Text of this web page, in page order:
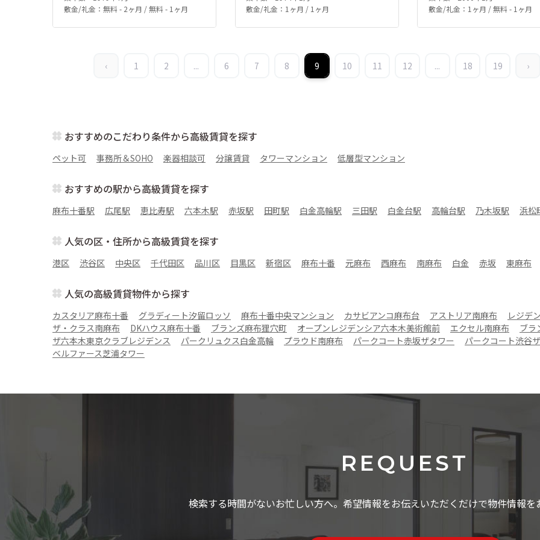
敷金/礼金：無料 - 2ヶ月 / 無料 - 1ヶ月
敷金/礼金：1ヶ月 / 1ヶ月
敷金/礼金：1ヶ月 / 無料 - 1ヶ月
‹ 1 2 ... 6 7 8 9 10 11 12 ... 18 19 ›
おすすめのこだわり条件から高級賃貸を探す
ペット可 事務所＆SOHO 楽器相談可 分譲賃貸 タワーマンション 低層型マンション
おすすめの駅から高級賃貸を探す
麻布十番駅 広尾駅 恵比寿駅 六本木駅 赤坂駅 田町駅 白金高輪駅 三田駅 白金台駅 高輪台駅 乃木坂駅 浜松
人気の区・住所から高級賃貸を探す
港区 渋谷区 中央区 千代田区 品川区 目黒区 新宿区 麻布十番 元麻布 西麻布 南麻布 白金 赤坂 東麻布
人気の高級賃貸物件から探す
カスタリア麻布十番 グラディート汐留ロッソ 麻布十番中央マンション カサビアンコ麻布台 アストリア南麻布
レジデ
ザ・クラス南麻布
DKハウス麻布十番 ブランズ麻布狸穴町 オープンレジデンシア六本木美術館前 エクセル南麻布
ブラ
ザ六本木東京クラブレジデンス
パークリュクス白金高輪 プラウド南麻布 パークコート赤坂ザタワー
パークコート渋谷
ベルファース芝浦タワー
REQUEST
検索する時間がないお忙しい方へ。希望情報をお伝えいただくだけで物件情報を